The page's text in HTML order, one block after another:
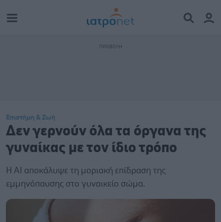
Επιστήμη & Ζωή
Δεν γερνούν όλα τα όργανα της
γυναίκας με τον ίδιο τρόπο
Η ΑΙ αποκάλυψε τη μοριακή επίδραση της
εμμηνόπαυσης στο γυναικείο σώμα.